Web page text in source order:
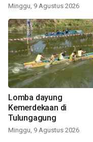
Minggu, 9 Agustus 2026
Lomba dayung
Kemerdekaan di
Tulungagung
Minggu, 9 Agustus 2026